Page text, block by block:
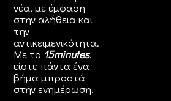
νέα, με έμφαση
στην αλήθεια και
την
αντικειμενικότητα.
Με το 15minutes,
είστε πάντα ένα
βήμα μπροστά
στηνενημέρωση.